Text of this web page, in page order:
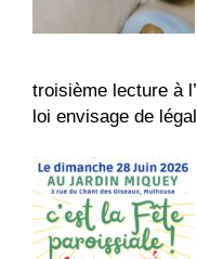
troisième lecture à
loi envisage de